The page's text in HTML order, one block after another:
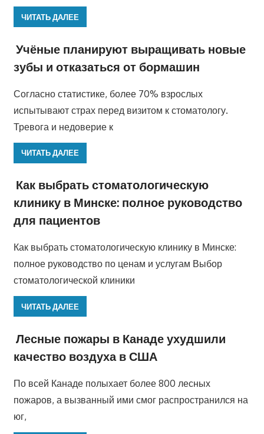
ЧИТАТЬ ДАЛЕЕ
Учёные планируют выращивать новые
зубы и отказаться от бормашин
Согласно статистике, более 70% взрослых
испытывают страх перед визитом к стоматологу.
Тревога и недоверие к
ЧИТАТЬ ДАЛЕЕ
Как выбрать стоматологическую
клинику в Минске: полное руководство
для пациентов
Как выбрать стоматологическую клинику в Минске:
полное руководство по ценам и услугам Выбор
стоматологической клиники
ЧИТАТЬ ДАЛЕЕ
Лесные пожары в Канаде ухудшили
качество воздуха в США
По всей Канаде полыхает более 800 лесных
пожаров, а вызванный ими смог распространился на
юг,